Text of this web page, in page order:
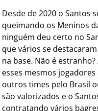
Desde de 2020 o Santos
queimando os Meninos
ninguém deu certo no
que vários se
na base. Não é estranho?
esses mesmos jogadores
outros times pelo Brasil
são valorizados e o
contratando vários